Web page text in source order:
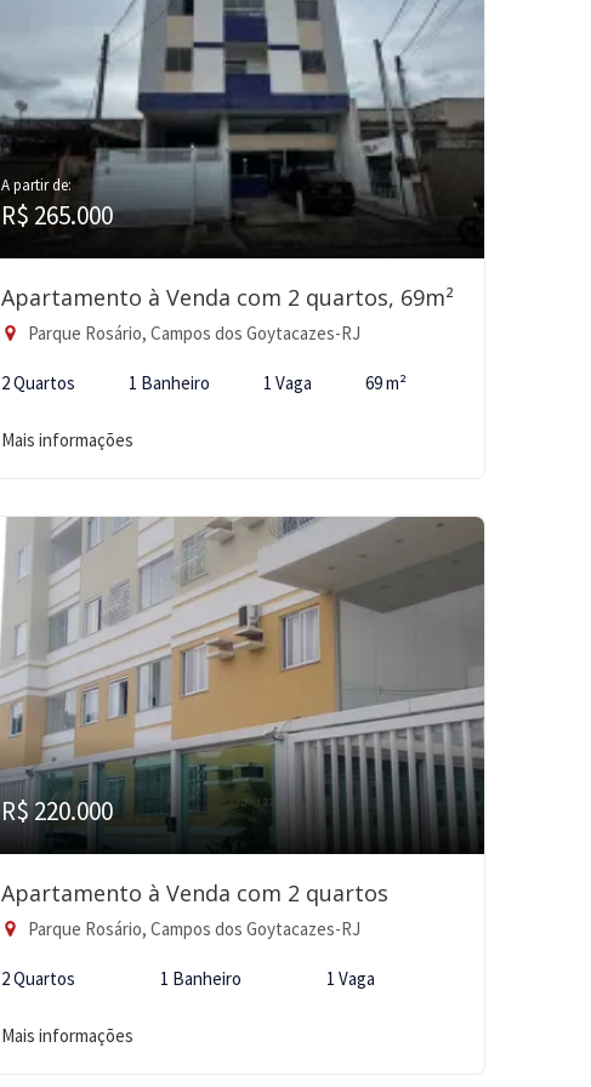
A partir de:
R$ 265.000
Apartamento à Venda com 2 quartos, 69m²
Parque Rosário, Campos dos Goytacazes-RJ
2 Quartos 1 Banheiro 1 Vaga 69 m²
Mais informações
R$ 220.000
Apartamento à Venda com 2 quartos
Parque Rosário, Campos dos Goytacazes-RJ
2 Quartos 1 Banheiro 1 Vaga
Mais informações